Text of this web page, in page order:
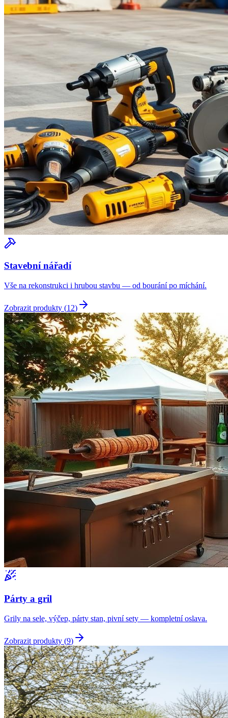
Stavební nářadí
Vše na rekonstrukci i hrubou stavbu — od bourání po míchání.
Zobrazit produkty (12)
Párty a gril
Grily na sele, výčep, párty stan, pivní sety — kompletní oslava.
Zobrazit produkty (9)